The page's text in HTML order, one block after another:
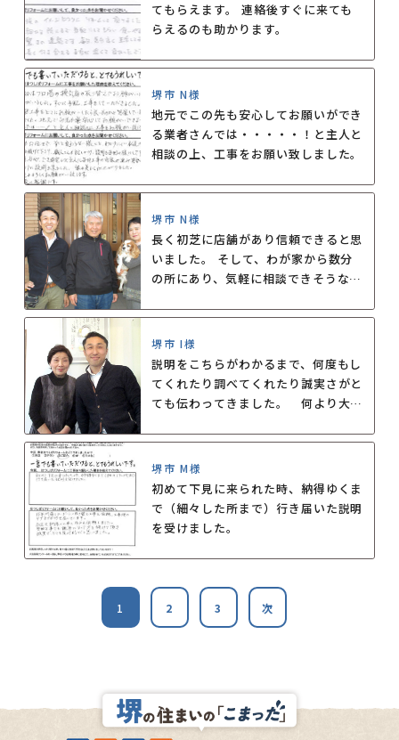
てもらえます。 連絡後すぐに来ても
らえるのも助かります。
堺市 N様
地元でこの先も安心してお願いができ
る業者さんでは・・・・・！と主人と
相談の上、工事をお願い致しました。
堺市 N様
長く初芝に店舗があり信頼できると思
いました。 そして、わが家から数分
の所にあり、気軽に相談できそうな雰
何度も店の方が見に来てくれ安心でし
た。 また、リフォームの後トイレの
故障やガレージの修理などもお願いす
るとすぐ来てもらえたのがよかったと
思います。
堺市 I様
説明をこちらがわかるまで、何度もし
てくれたり調べてくれたり誠実さがと
ても伝わってきました。 何より大介
す。
堺市 M様
初めて下見に来られた時、納得ゆくま
で（細々した所まで）行き届いた説明
を受けました。
1 2 3 次